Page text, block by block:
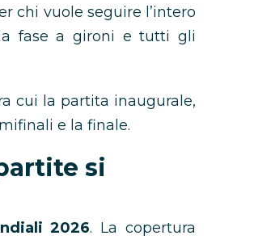
chi vuole seguire l’intero
fase a gironi e tutti gli
cui la partita inaugurale,
e la finale.
si
2026. La copertura